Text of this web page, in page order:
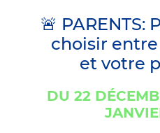
🚨 PARENTS:
choisir
et votre
DU 22